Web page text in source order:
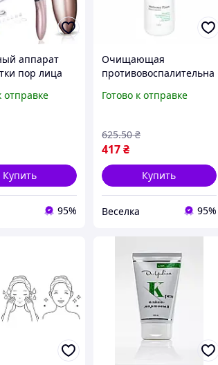
аппарат
пор лица
и акне для
отправке
Купить
95%
Очищающая
противовоспалительна
нормальной
умывания
Готово к отправке
417₴
625.50 ₴
Купить
Веселка 95%